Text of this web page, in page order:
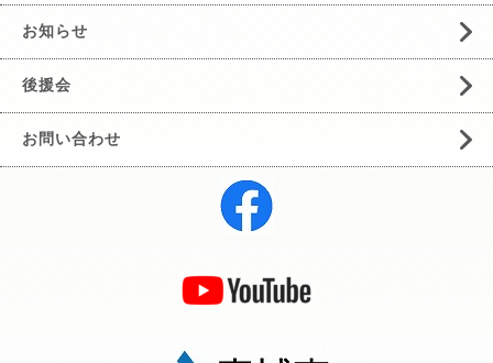
お知らせ
後援会
お問い合わせ